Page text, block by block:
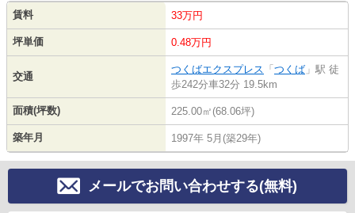
賃料 33万円
坪単価 0.48万円
交通
つくばエクスプレス 「 つくば 」駅 徒
歩242分車32分 19.5km
面積(坪数) 225.00㎡(68.06坪)
築年月 1997年 5月(築29年)
メールでお問い合わせする(無料)